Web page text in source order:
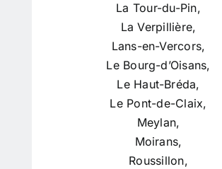
La Tour-du-Pin,
La Verpillière,
Lans-en-Vercors,
Le Bourg-d’Oisans,
Le Haut-Bréda,
Le Pont-de-Claix,
Meylan,
Moirans,
Roussillon,